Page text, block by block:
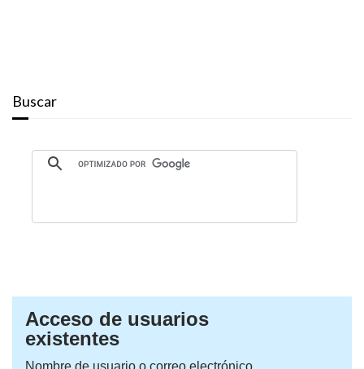
Buscar
Acceso de usuarios
existentes